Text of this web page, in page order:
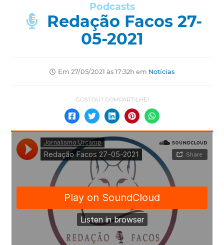
Podcasts
Redação Facos 27-
05-2021
Em 27/05/2021 às 17:32h em Notícias